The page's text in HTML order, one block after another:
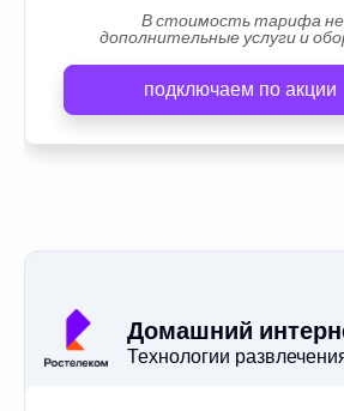
В стоимость тарифа
дополнительные услуги и
подключаем по акции
Домашний
Технологии